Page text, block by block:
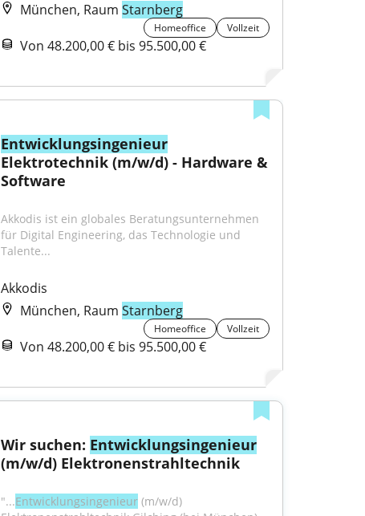
München, Raum Starnberg
Homeoffice Vollzeit
Von 48.200,00 € bis 95.500,00 €
Entwicklungsingenieur
Elektrotechnik (m/w/d) - Hardware &
Software
Akkodis ist ein globales Beratungsunternehmen
für Digital Engineering, das Technologie und
Talente...
Akkodis
München, Raum Starnberg
Homeoffice Vollzeit
Von 48.200,00 € bis 95.500,00 €
Wir suchen: Entwicklungsingenieur
(m/w/d) Elektronenstrahltechnik
"...Entwicklungsingenieur (m/w/d)